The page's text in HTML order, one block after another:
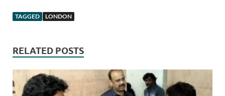
TAGGED LONDON
RELATED POSTS